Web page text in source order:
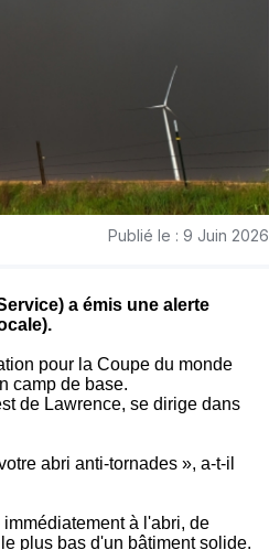
Publié le : 9 Juin 2026
a émis une alerte
pour la Coupe du monde
camp de base.
de Lawrence, se dirige dans
abri anti-tornades », a-t-il
à l'abri, de
plus bas d'un bâtiment solide.